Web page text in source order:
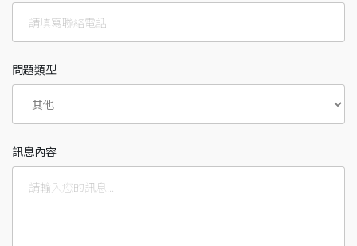
問題類型
訊息內容